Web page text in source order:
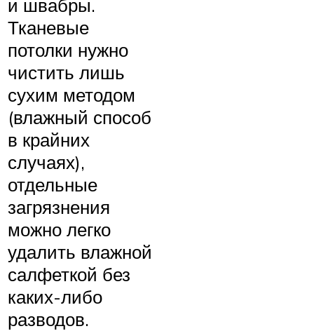
и швабры.
Тканевые
потолки нужно
чистить лишь
сухим методом
(влажный способ
в крайних
случаях),
отдельные
загрязнения
можно легко
удалить влажной
салфеткой без
каких-либо
разводов.